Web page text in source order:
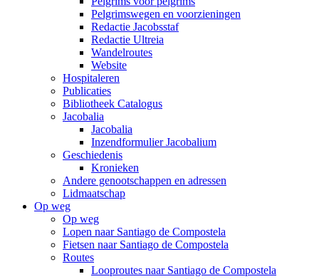
Pelgrimswegen en voorzieningen
Redactie Jacobsstaf
Redactie Ultreia
Wandelroutes
Website
Hospitaleren
Publicaties
Bibliotheek Catalogus
Jacobalia
Jacobalia
Inzendformulier Jacobalium
Geschiedenis
Kronieken
Andere genootschappen en adressen
Lidmaatschap
Op weg
Op weg
Lopen naar Santiago de Compostela
Fietsen naar Santiago de Compostela
Routes
Looproutes naar Santiago de Compostela